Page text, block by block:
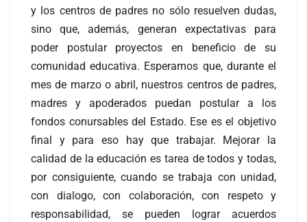
y los centros de padres no sólo resuelven dudas,
sino que, además, generan expectativas para
poder postular proyectos en beneficio de su
comunidad educativa. Esperamos que, durante el
mes de marzo o abril, nuestros centros de padres,
madres y apoderados puedan postular a los
fondos conursables del Estado. Ese es el objetivo
final y para eso hay que trabajar. Mejorar la
calidad de la educación es tarea de todos y todas,
por consiguiente, cuando se trabaja con unidad,
con dialogo, con colaboración, con respeto y
responsabilidad, se pueden lograr acuerdos